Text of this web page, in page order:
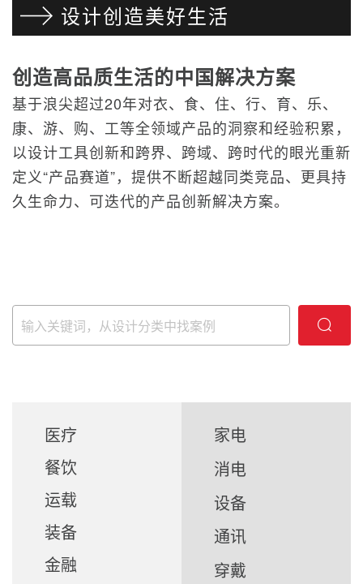
设计创造美好生活
创造高品质生活的中国解决方案
基于浪尖超过20年对衣、食、住、行、育、乐、
康、游、购、工等全领域产品的洞察和经验积累，
以设计工具创新和跨界、跨域、跨时代的眼光重新
定义“产品赛道”，提供不断超越同类竞品、更具持
久生命力、可迭代的产品创新解决方案。
医疗
餐饮
运载
装备
金融
家电
消电
设备
通讯
穿戴